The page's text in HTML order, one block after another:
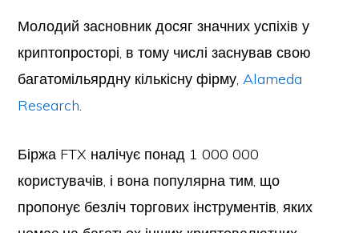
Молодий засновник досяг значних успіхів у
криптопросторі, в тому числі заснував свою
багатомільярдну кількісну фірму,Alameda
Research.
Біржа FTX налічує понад 1 000 000
користувачів, і вона популярна тим, що
пропонує безліч торгових інструментів, яких